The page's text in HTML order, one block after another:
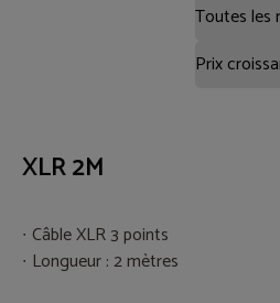
XLR 2M
Câble XLR 3 points
Longueur : 2 mètres